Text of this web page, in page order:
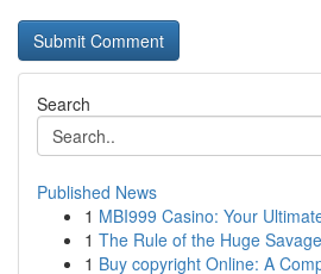
Search
Published News
1 MBI999 Casino: Your
1 The Rule of the Huge Savage
1 Buy copyright Online: A